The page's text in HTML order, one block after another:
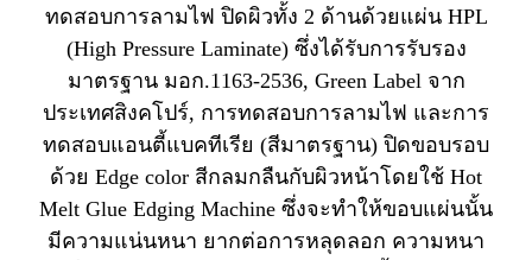
ทดสอบการลามไฟ ปิดผิวทั้ง 2 ด้านด้วยแผ่น HPL
(High Pressure Laminate) ซึ่งได้รับการรับรอง
มาตรฐาน มอก.1163-2536, Green Label จาก
ประเทศสิงคโปร์, การทดสอบการลามไฟ และการ
ทดสอบแอนตี้แบคทีเรีย (สีมาตรฐาน) ปิดขอบรอบ
ด้วย Edge color สีกลมกลืนกับผิวหน้าโดยใช้ Hot
Melt Glue Edging Machine ซึ่งจะทำให้ขอบแผ่นนั้น
มีความแน่นหนา ยากต่อการหลุดลอก ความหนา